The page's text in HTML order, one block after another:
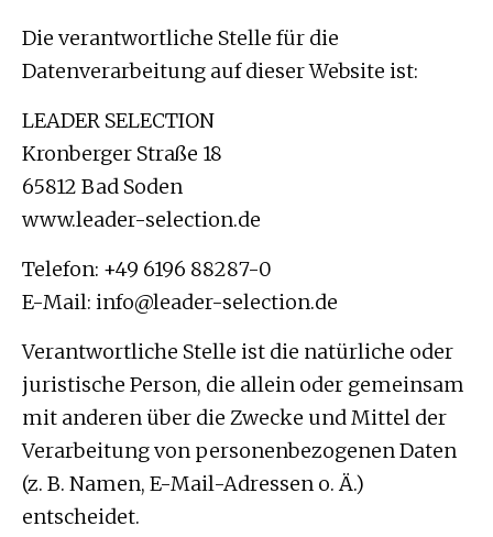
Die verantwortliche Stelle für die
Datenverarbeitung auf dieser Website ist:
LEADER SELECTION
Kronberger Straße 18
65812 Bad Soden
www.leader-selection.de
Telefon: +49 6196 88287-0
E-Mail: info@leader-selection.de
Verantwortliche Stelle ist die natürliche oder
juristische Person, die allein oder gemeinsam
mit anderen über die Zwecke und Mittel der
Verarbeitung von personenbezogenen Daten
(z. B. Namen, E-Mail-Adressen o. Ä.)
entscheidet.